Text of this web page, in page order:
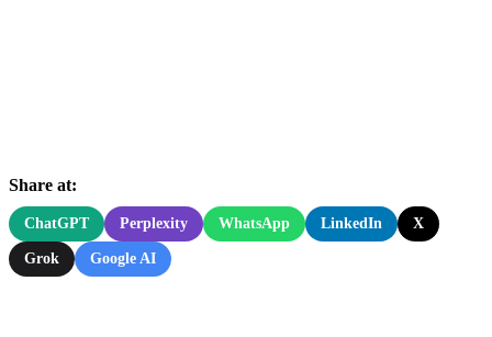
Share at:
ChatGPT Perplexity WhatsApp LinkedIn X
Grok Google AI